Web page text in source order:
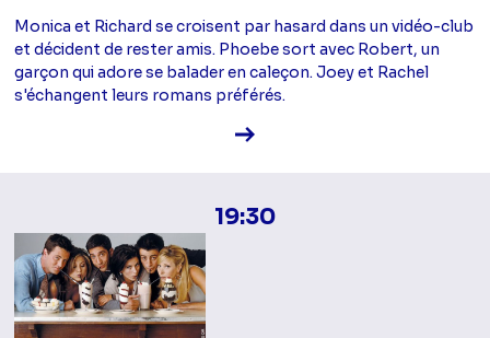
Monica et Richard se croisent par hasard dans un vidéo-club
et décident de rester amis. Phoebe sort avec Robert, un
garçon qui adore se balader en caleçon. Joey et Rachel
s'échangent leurs romans préférés.
Voir la fiche diffusion
19:30